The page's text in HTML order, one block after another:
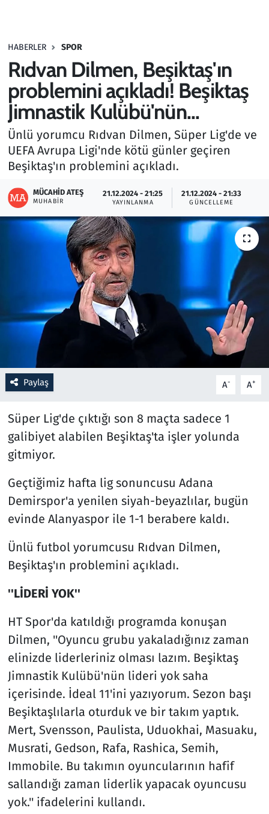
HABERLER SPOR
Rıdvan Dilmen, Beşiktaş'ın
problemini açıkladı! Beşiktaş
Jimnastik Kulübü'nün...
Ünlü yorumcu Rıdvan Dilmen, Süper Lig'de ve
UEFA Avrupa Ligi'nde kötü günler geçiren
Beşiktaş'ın problemini açıkladı.
MÜCAHID ATEŞ
MUHABIR
21.12.2024 - 21:25
YAYINLANMA
21.12.2024 - 21:33
GÜNCELLEME
Paylaş A- A+
Süper Lig'de çıktığı son 8 maçta sadece 1
galibiyet alabilen Beşiktaş'ta işler yolunda
gitmiyor.
Geçtiğimiz hafta lig sonuncusu Adana
Demirspor'a yenilen siyah-beyazlılar, bugün
evinde Alanyaspor ile 1-1 berabere kaldı.
Ünlü futbol yorumcusu Rıdvan Dilmen,
Beşiktaş'ın problemini açıkladı.
''LİDERİ YOK''
HT Spor'da katıldığı programda konuşan
Dilmen, ''Oyuncu grubu yakaladığınız zaman
elinizde liderleriniz olması lazım. Beşiktaş
Jimnastik Kulübü'nün lideri yok saha
içerisinde. İdeal 11'ini yazıyorum. Sezon başı
Beşiktaşlılarla oturduk ve bir takım yaptık.
Mert, Svensson, Paulista, Uduokhai, Masuaku,
Musrati, Gedson, Rafa, Rashica, Semih,
Immobile. Bu takımın oyuncularının hafif
sallandığı zaman liderlik yapacak oyuncusu
yok.'' ifadelerini kullandı.
Haber
Kültür Sanat
Kurumsal Haberler
Lezzet Durağı
Memur ve Kamu
Otomobil
Oyun
Ramazan
Resmi İlanlar
Rüya Tabirleri
Sağlık
Savunma Sanayi
Seçim 2023
Spor
Teknoloji ve Bilim
Televizyon